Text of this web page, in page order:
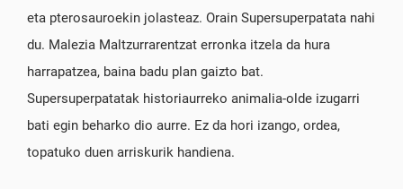
eta pterosauroekin jolasteaz. Orain Supersuperpatata nahi
du. Malezia Maltzurrarentzat erronka itzela da hura
harrapatzea, baina badu plan gaizto bat.
Supersuperpatatak historiaurreko animalia-olde izugarri
bati egin beharko dio aurre. Ez da hori izango, ordea,
topatuko duen arriskurik handiena.